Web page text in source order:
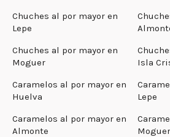
Chuches al por mayor en
Lepe
Chuches al por mayor en
Moguer
Isla
Caramelos al por mayor en
Huelva
Lepe
Caramelos al por mayor en
Almonte
Moguer